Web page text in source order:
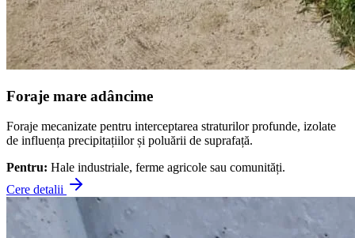
Foraje mare adâncime
Foraje mecanizate pentru interceptarea straturilor profunde, izolate
de influența precipitațiilor și poluării de suprafață.
Pentru: Hale industriale, ferme agricole sau comunități.
Cere detalii